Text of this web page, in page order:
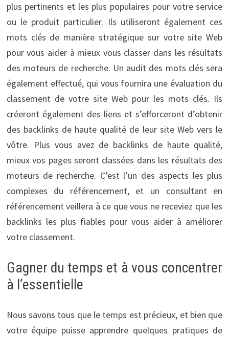
plus pertinents et les plus populaires pour votre service
ou le produit particulier. Ils utiliseront également ces
mots clés de manière stratégique sur votre site Web
pour vous aider à mieux vous classer dans les résultats
des moteurs de recherche. Un audit des mots clés sera
également effectué, qui vous fournira une évaluation du
classement de votre site Web pour les mots clés. Ils
créeront également des liens et s’efforceront d’obtenir
des backlinks de haute qualité de leur site Web vers le
vôtre. Plus vous avez de backlinks de haute qualité,
mieux vos pages seront classées dans les résultats des
moteurs de recherche. C’est l’un des aspects les plus
complexes du référencement, et un consultant en
référencement veillera à ce que vous ne receviez que les
backlinks les plus fiables pour vous aider à améliorer
votre classement.
Gagner du temps et à vous concentrer
à l’essentielle
Nous savons tous que le temps est précieux, et bien que
votre équipe puisse apprendre quelques pratiques de